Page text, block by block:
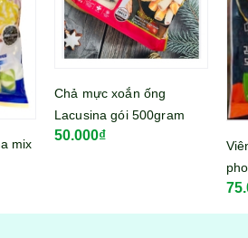
Mì
lớn